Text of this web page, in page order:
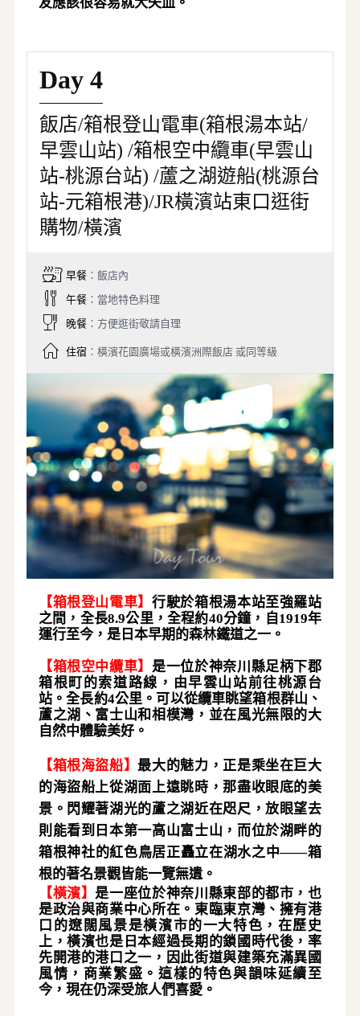
Day 4
飯店/箱根登山電車(箱根湯本站/
早雲山站) /箱根空中纜車(早雲山
站-桃源台站) /蘆之湖遊船(桃源台
站-元箱根港)/JR橫濱站東口逛街
購物/橫濱
早餐：飯店內
午餐：當地特色料理
晚餐：方便逛街敬請自理
住宿：橫濱花園廣場或橫濱洲際飯店 或同等級
【箱根登山電車】行駛於箱根湯本站至強羅站
之間，全長8.9公里，全程約40分鐘，自1919年
運行至今，是日本早期的森林鐵道之一。
【箱根空中纜車】 是一位於神奈川縣足柄下郡
箱根町的索道路線，由早雲山站前往桃源台
站。全長約4公里。可以從纜車眺望箱根群山、
蘆之湖、富士山和相模灣，並在風光無限的大
自然中體驗美好。
【箱根海盜船】最大的魅力，正是乘坐在巨大
的海盜船上從湖面上遠眺時，那盡收眼底的美
景。閃耀著湖光的蘆之湖近在咫尺，放眼望去
則能看到日本第一高山富士山，而位於湖畔的
箱根神社的紅色鳥居正矗立在湖水之中——箱
根的著名景觀皆能一覽無遺。
【橫濱】 是一座位於神奈川縣東部的都市，也
是政治與商業中心所在。東臨東京灣、擁有港
口的遼闊風景是橫濱市的一大特色，在歷史
上，橫濱也是日本經過長期的鎖國時代後，率
先開港的港口之一，因此街道與建築充滿異國
風情，商業繁盛。這樣的特色與韻味延續至
今，現在仍深受旅人們喜愛。